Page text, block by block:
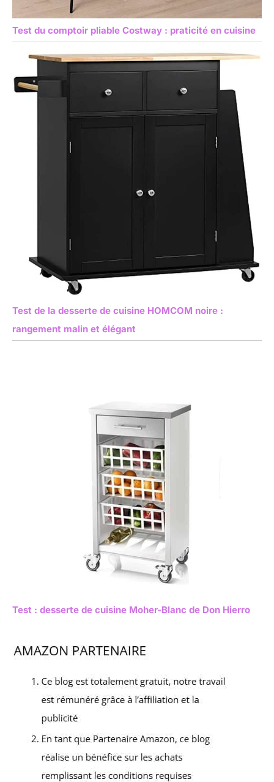
Test du comptoir pliable Costway : praticité en cuisine
Test de la desserte de cuisine HOMCOM noire :
rangement malin et élégant
Test : desserte de cuisine Moher-Blanc de Don Hierro